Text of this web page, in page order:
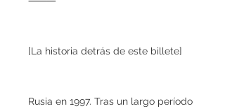
[La historia detrás de este billete]
Rusia en 1997. Tras un largo período